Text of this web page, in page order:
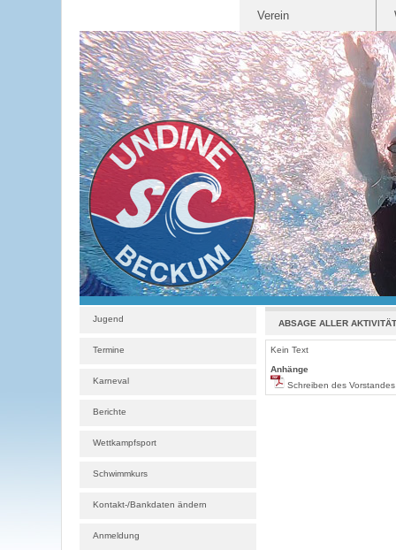
Verein
Jugend
Termine
Karneval
Berichte
Wettkampfsport
Schwimmkurs
Kontakt-/Bankdaten ändern
Anmeldung
ABSAGE ALLER
Kein Text
Anhänge
Schreiben des Vorstandes